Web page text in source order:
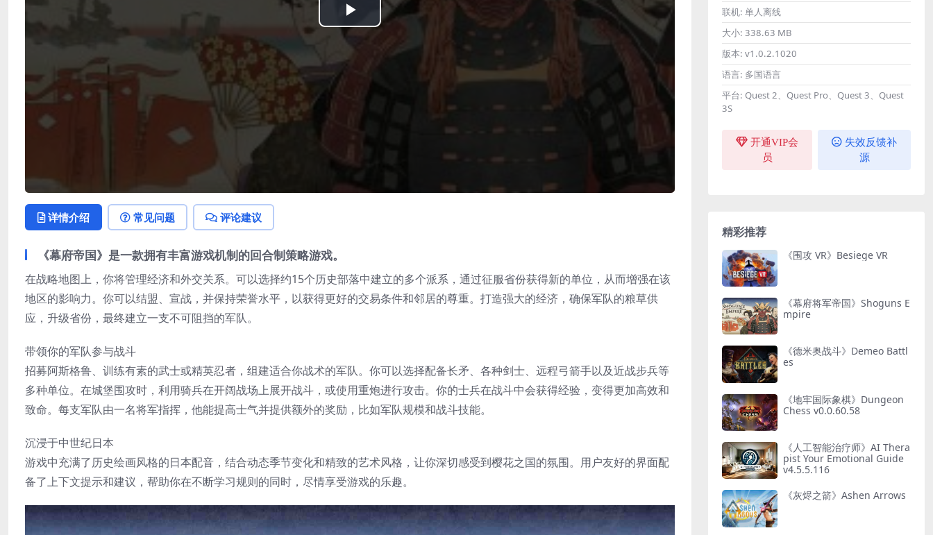
Play
Video
详情介绍 常见问题 评论建议
《幕府帝国》是一款拥有丰富游戏机制的回合制策略游戏。
在战略地图上，你将管理经济和外交关系。可以选择约15个历史部落中建立的多个派系，通过征服省份获得新的单位，从而增强在该
地区的影响力。你可以结盟、宣战，并保持荣誉水平，以获得更好的交易条件和邻居的尊重。打造强大的经济，确保军队的粮草供
应，升级省份，最终建立一支不可阻挡的军队。
带领你的军队参与战斗
招募阿斯格鲁、训练有素的武士或精英忍者，组建适合你战术的军队。你可以选择配备长矛、各种剑士、远程弓箭手以及近战步兵等
多种单位。在城堡围攻时，利用骑兵在开阔战场上展开战斗，或使用重炮进行攻击。你的士兵在战斗中会获得经验，变得更加高效和
致命。每支军队由一名将军指挥，他能提高士气并提供额外的奖励，比如军队规模和战斗技能。
沉浸于中世纪日本
游戏中充满了历史绘画风格的日本配音，结合动态季节变化和精致的艺术风格，让你深切感受到樱花之国的氛围。用户友好的界面配
备了上下文提示和建议，帮助你在不断学习规则的同时，尽情享受游戏的乐趣。
联机: 单人离线
大小: 338.63 MB
版本: v1.0.2.1020
语言: 多国语言
平台: Quest 2、Quest Pro、Quest 3、Quest
3S
开通VIP会
员
失效反馈补
源
精彩推荐
《围攻 VR》Besiege VR
《幕府将军帝国》Shoguns E
mpire
《德米奥战斗》Demeo Battl
es
《地牢国际象棋》Dungeon
Chess v0.0.60.58
《人工智能治疗师》AI Thera
pist Your Emotional Guide
v4.5.5.116
《灰烬之箭》Ashen Arrows